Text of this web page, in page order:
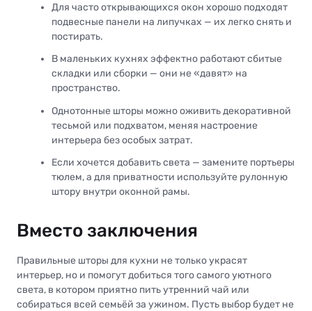
Для часто открывающихся окон хорошо подходят
подвесные панели на липучках — их легко снять и
постирать.
В маленьких кухнях эффектно работают сбитые
складки или сборки — они не «давят» на
пространство.
Однотонные шторы можно оживить декоративной
тесьмой или подхватом, меняя настроение
интерьера без особых затрат.
Если хочется добавить света — замените портьеры
тюлем, а для приватности используйте рулонную
штору внутри оконной рамы.
Вместо заключения
Правильные шторы для кухни не только украсят
интерьер, но и помогут добиться того самого уютного
света, в котором приятно пить утренний чай или
собираться всей семьёй за ужином. Пусть выбор будет не